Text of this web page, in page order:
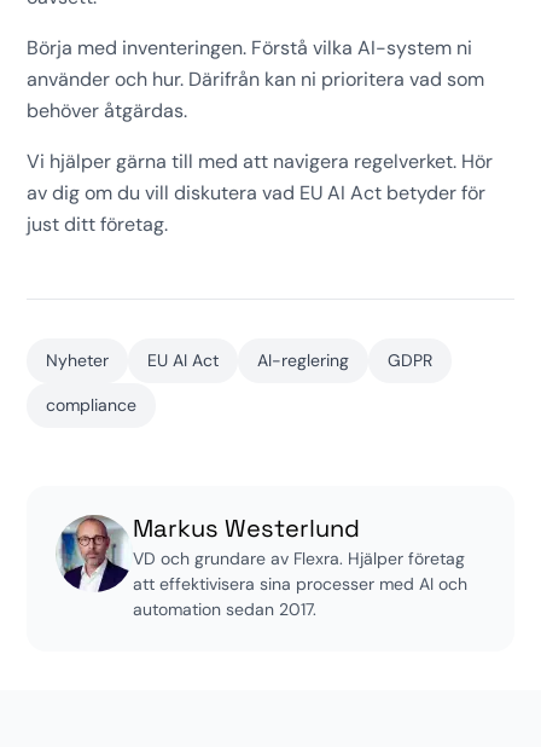
Börja med inventeringen. Förstå vilka AI-system ni
använder och hur. Därifrån kan ni prioritera vad som
behöver åtgärdas.
Vi hjälper gärna till med att navigera regelverket. Hör
av dig om du vill diskutera vad EU AI Act betyder för
just ditt företag.
Nyheter EU AI Act AI-reglering GDPR
compliance
Markus Westerlund
VD och grundare av Flexra. Hjälper företag
att effektivisera sina processer med AI och
automation sedan 2017.